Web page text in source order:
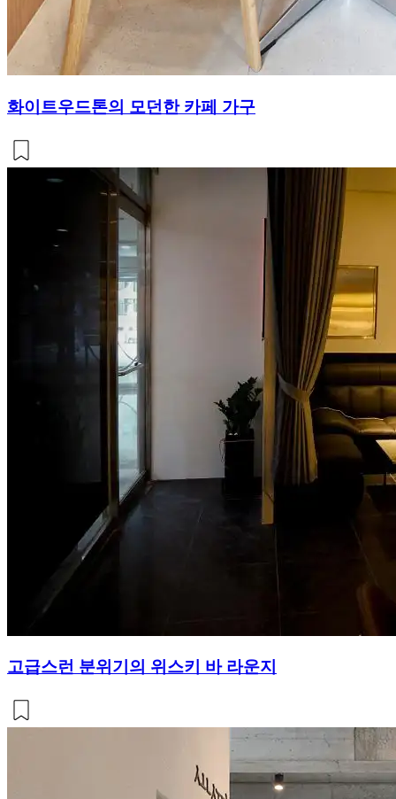
화이트우드톤의 모던한 카페 가구
고급스런 분위기의 위스키 바 라운지